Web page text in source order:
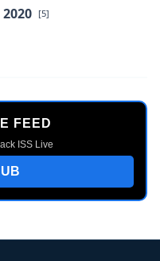
2020 [5]
FEED
ISS Live